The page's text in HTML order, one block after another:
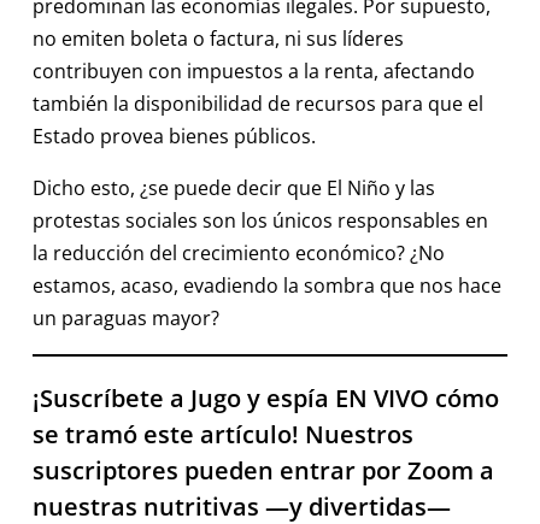
predominan las economías ilegales. Por supuesto,
no emiten boleta o factura, ni sus líderes
contribuyen con impuestos a la renta, afectando
también la disponibilidad de recursos para que el
Estado provea bienes públicos.
Dicho esto, ¿se puede decir que El Niño y las
protestas sociales son los únicos responsables en
la reducción del crecimiento económico? ¿No
estamos, acaso, evadiendo la sombra que nos hace
un paraguas mayor?
¡Suscríbete a Jugo y espía EN VIVO cómo
se tramó este artículo! Nuestros
suscriptores pueden entrar por Zoom a
nuestras nutritivas —y divertidas—